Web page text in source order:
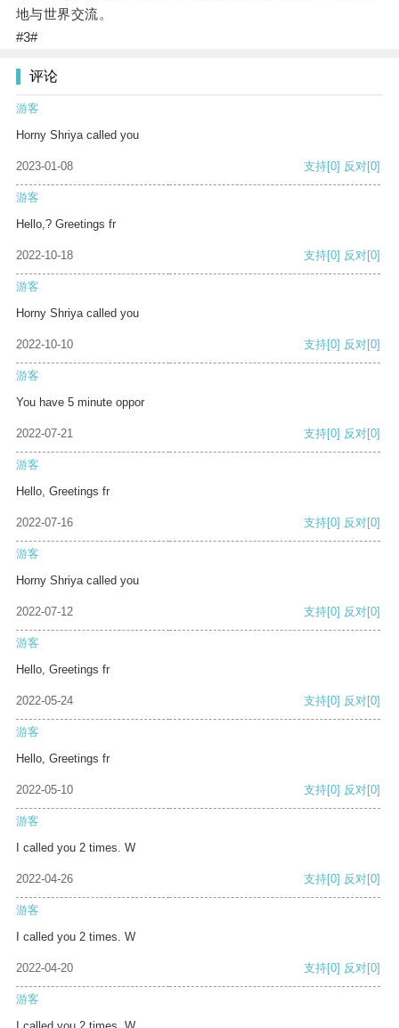
地与世界交流。
#3#
评论
游客
Horny Shriya called you
2023-01-08 支持[0] 反对[0]
游客
Hello,? Greetings fr
2022-10-18 支持[0] 反对[0]
游客
Horny Shriya called you
2022-10-10 支持[0] 反对[0]
游客
You have 5 minute oppor
2022-07-21 支持[0] 反对[0]
游客
Hello, Greetings fr
2022-07-16 支持[0] 反对[0]
游客
Horny Shriya called you
2022-07-12 支持[0] 反对[0]
游客
Hello, Greetings fr
2022-05-24 支持[0] 反对[0]
游客
Hello, Greetings fr
2022-05-10 支持[0] 反对[0]
游客
I called you 2 times. W
2022-04-26 支持[0] 反对[0]
游客
I called you 2 times. W
2022-04-20 支持[0] 反对[0]
游客